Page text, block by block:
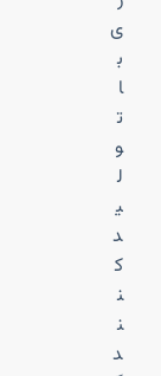
ی
ب
ا
ت
و
ل
ی
د
ک
ن
ن
د